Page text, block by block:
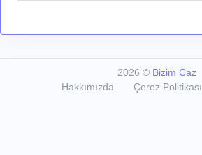
2026 © Bizim Caz
Hakkımızda
Çerez Politikası